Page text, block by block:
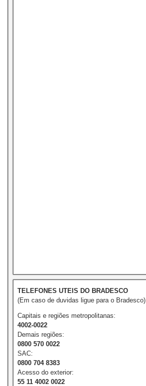
TELEFONES UTEIS DO BRADESCO
(Em caso de duvidas ligue para o Bradesco)
Capitais e regiões metropolitanas:
4002-0022
Demais regiões:
0800 570 0022
SAC:
0800 704 8383
Acesso do exterior:
55 11 4002 0022